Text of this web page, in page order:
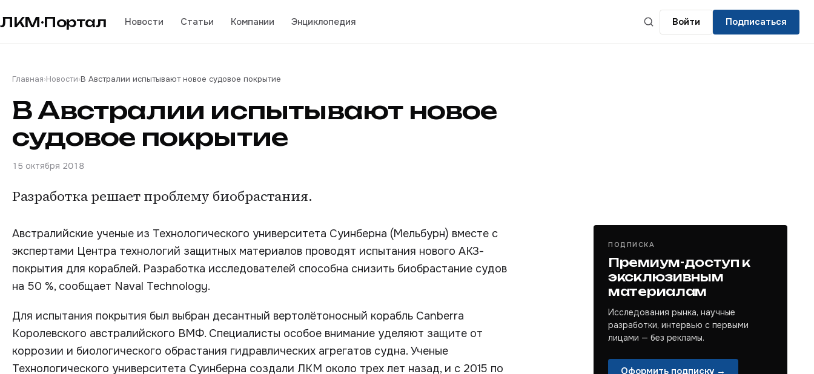
ЛКМ·Портал Новости Статьи Компании Энциклопедия Войти Подписаться
Главная›Новости›В Австралии испытывают новое судовое покрытие
В Австралии испытывают новое
судовое покрытие
15 октября 2018
Разработка решает проблему биобрастания.
Австралийские ученые из Технологического университета Суинберна (Мельбурн) вместе с
экспертами Центра технологий защитных материалов проводят испытания нового АКЗ-
покрытия для кораблей. Разработка исследователей способна снизить биобрастание судов
на 50 %, сообщает Naval Technology.
Для испытания покрытия был выбран десантный вертолётоносный корабль Canberra
Королевского австралийского ВМФ. Специалисты особое внимание уделяют защите от
коррозии и биологического обрастания гидравлических агрегатов судна. Ученые
Технологического университета Суинберна создали ЛКМ около трех лет назад, и с 2015 по
ПОДПИСКА
Премиум-доступ к
эксклюзивным
материалам
Исследования рынка, научные
разработки, интервью с первыми
лицами — без рекламы.
Оформить подписку →